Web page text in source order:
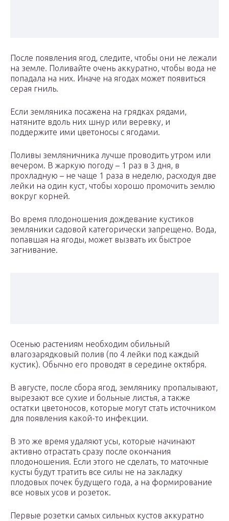
После появления ягод, следите, чтобы они не лежали
на земле. Поливайте очень аккуратно, чтобы вода не
попадала на них. Иначе на ягодах может появиться
серая гниль.
Если земляника посажена на грядках рядами,
натяните вдоль них шнур или веревку, и
поддержите ими цветоносы с ягодами.
Поливы земляничника лучше проводить утром или
вечером. В жаркую погоду – 1 раз в 3 дня, в
прохладную – не чаще 1 раза в неделю, расходуя две
лейки на один куст, чтобы хорошо промочить землю
вокруг корней.
Во время плодоношения дождевание кустиков
земляники садовой категорически запрещено. Вода,
попавшая на ягоды, может вызвать их быстрое
загнивание.
Осенью растениям необходим обильный
влагозарядковый полив (по 4 лейки под каждый
кустик). Обычно его проводят в середине октября.
В августе, после сбора ягод, землянику пропалывают,
вырезают все сухие и больные листья, а также
остатки цветоносов, которые могут стать источником
для появления какой-то инфекции.
В это же время удаляют усы, которые начинают
активно отрастать сразу после окончания
плодоношения. Если этого не сделать, то маточные
кусты будут тратить все силы не на закладку
плодовых почек будущего года, а на формирование
все новых усов и розеток.
Первые розетки самых сильных кустов аккуратно